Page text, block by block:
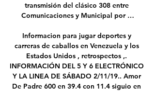
transmisión del clásico 308 entre
Comunicaciones y Municipal por …
Informacion para jugar deportes y
carreras de caballos en Venezuela y los
Estados Unidos , retrospectos ,.
INFORMACIÓN DEL 5 Y 6 ELECTRÓNICO
Y LA LINEA DE SÁBADO 2/11/19.. Amor
De Padre 600 en 39.4 con 11.4 siguio en